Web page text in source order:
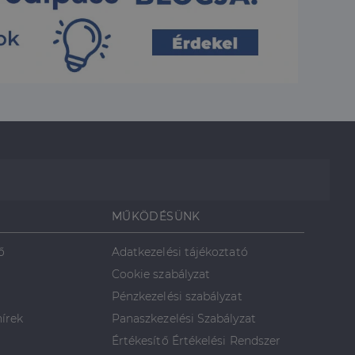
MŰKÖDÉSÜNK
Adatkezelési tájékoztató
Cookie szabályzat
Pénzkezelési szabályzat
Panaszkezelési Szabályzat
Értékesítő Értékelési Rendszer
és a
való
a weboldal
- amely jelentős
Ez a
hogy a
amelyet a
valós
hogy a tárolt